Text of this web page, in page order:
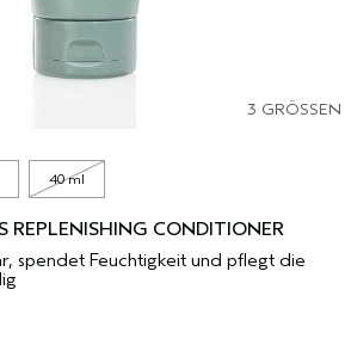
3 GRÖSSEN
40 ml
REPLENISHING CONDITIONER
spendet Feuchtigkeit und pflegt die